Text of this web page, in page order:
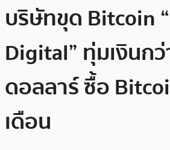
บริษัทขุด Bitcoin
Digital” ทุ่มเงินก
ดอลลาร์ ซื้อ
เดือน